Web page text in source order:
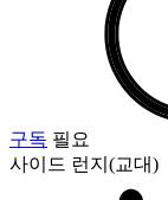
구독 필요
사이드 런지(교대)